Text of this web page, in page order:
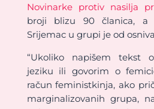
Novinarke protiv nasilja
broji blizu 90 članica, a
Srijemac u grupi je od
“Ukoliko napišem tekst
jeziku ili govorim o
račun feministkinja, ako
marginalizovanih grupa,